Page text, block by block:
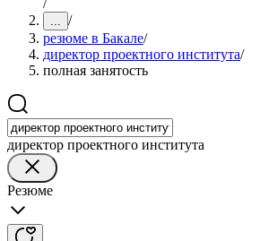
/
... /
резюме в Бакале/
директор проектного института/
полная занятость
директор проектного института
Резюме